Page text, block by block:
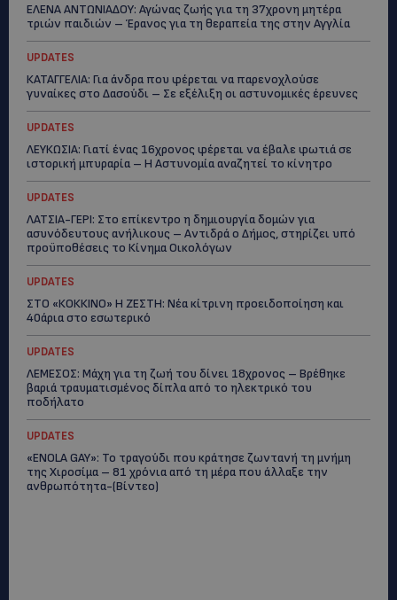
ΕΛΕΝΑ ΑΝΤΩΝΙΑΔΟΥ: Αγώνας ζωής για τη 37χρονη μητέρα
τριών παιδιών – Έρανος για τη θεραπεία της στην Αγγλία
UPDATES
ΚΑΤΑΓΓΕΛΙΑ: Για άνδρα που φέρεται να παρενοχλούσε
γυναίκες στο Δασούδι – Σε εξέλιξη οι αστυνομικές έρευνες
UPDATES
ΛΕΥΚΩΣΙΑ: Γιατί ένας 16χρονος φέρεται να έβαλε φωτιά σε
ιστορική μπυραρία – Η Αστυνομία αναζητεί το κίνητρο
UPDATES
ΛΑΤΣΙΑ-ΓΕΡΙ: Στο επίκεντρο η δημιουργία δομών για
ασυνόδευτους ανήλικους – Αντιδρά ο Δήμος, στηρίζει υπό
προϋποθέσεις το Κίνημα Οικολόγων
UPDATES
ΣΤΟ «ΚΟΚΚΙΝΟ» Η ΖΕΣΤΗ: Νέα κίτρινη προειδοποίηση και
40άρια στο εσωτερικό
UPDATES
ΛΕΜΕΣΟΣ: Μάχη για τη ζωή του δίνει 18χρονος – Βρέθηκε
βαριά τραυματισμένος δίπλα από το ηλεκτρικό του
ποδήλατο
UPDATES
«ENOLA GAY»: Το τραγούδι που κράτησε ζωντανή τη μνήμη
της Χιροσίμα – 81 χρόνια από τη μέρα που άλλαξε την
ανθρωπότητα-(Bίντεο)